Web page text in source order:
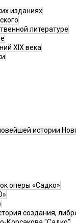
изданиях
литературе
XIX века
истории
оперы «Садко»
создания,